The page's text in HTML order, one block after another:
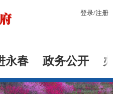
登录/注册
永春 政务公开